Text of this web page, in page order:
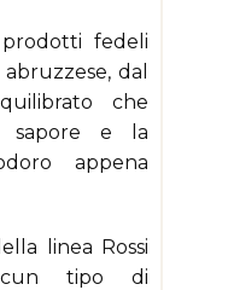
fedeli
dal
che
sapore e la
appena
linea Rossi
tipo di